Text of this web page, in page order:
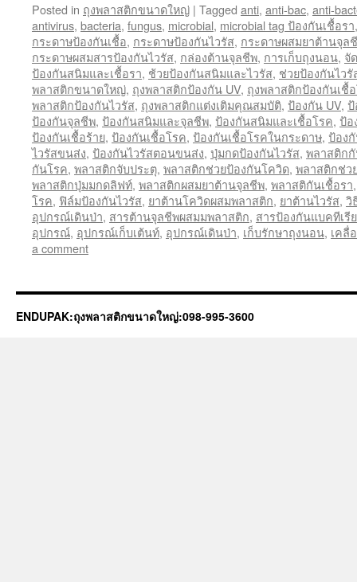
Posted in ถุงพลาสติกขนาดใหญ่ | Tagged anti, anti-bac, anti-
antivirus, bacteria, fungus, microbial, microbial tag ป้องกันเชื้อรา
กระดาษป้องกันเชื้อ, กระดาษป้องกันไวรัส, กระดาษผสมยาต้านจุล
กระดาษผสมสารป้องกันไวรัส, กล่องต้านจุลชีพ, การเก็บถุงนอน, จั
ป้องกันสนิมและเชื้อรา, ช้วยป้องกันสนิมและไวรัส, ช่วยป้องกันไว
พลาสติกขนาดใหญ่, ถุงพลาสติกป้องกัน UV, ถุงพลาสติกป้องกันเชื้
พลาสติกป้องกันไวรัส, ถุงพลาสติกแต่งเติมคุณสมบัติ, ป้องกัน UV,
ป้องกันจุลชีพ, ป้องกันสนิมและจุลชีพ, ป้องกันสนิมและเชื้อโรค, ป้อ
ป้องกันเชื้อร้าย, ป้องกันเชื้อโรค, ป้องกันเชื้อโรคในกระดาษ, ป้อง
ไวรัสขนส่ง, ป้องกันไวรัสตอนขนส่ง, ปุ่มกดป้องกันไวรัส, พลาสติก
กันโรค, พลาสติกจับประตุ, พลาสติกช่วยป้องกันโควิด, พลาสติกช่ว
พลาสติกปุ่มมกดลิฟท์, พลาสติกผสมยาต้านจุลชีพ, พลาสติกันเชื้อรา
โรค, ฟิล์มป้องกันไวรัส, ยาต้านโควิดผสมพลาสติก, ยาต้านไวรัส, วิ
อุปกรณ์เดินป่า, สารต้านจุลชีพผสมมพลาสติก, สารป้องกันแบคทีเรีย
อุปกรณ์, อุปกรณ์เก็บเต้นท์, อุปกรณ์เดินป่า, เก็บรักษาถุงนอน, เคลื่
a comment
ENDUPAK:ถุงพลาสติกขนาดใหญ่:098-995-3600